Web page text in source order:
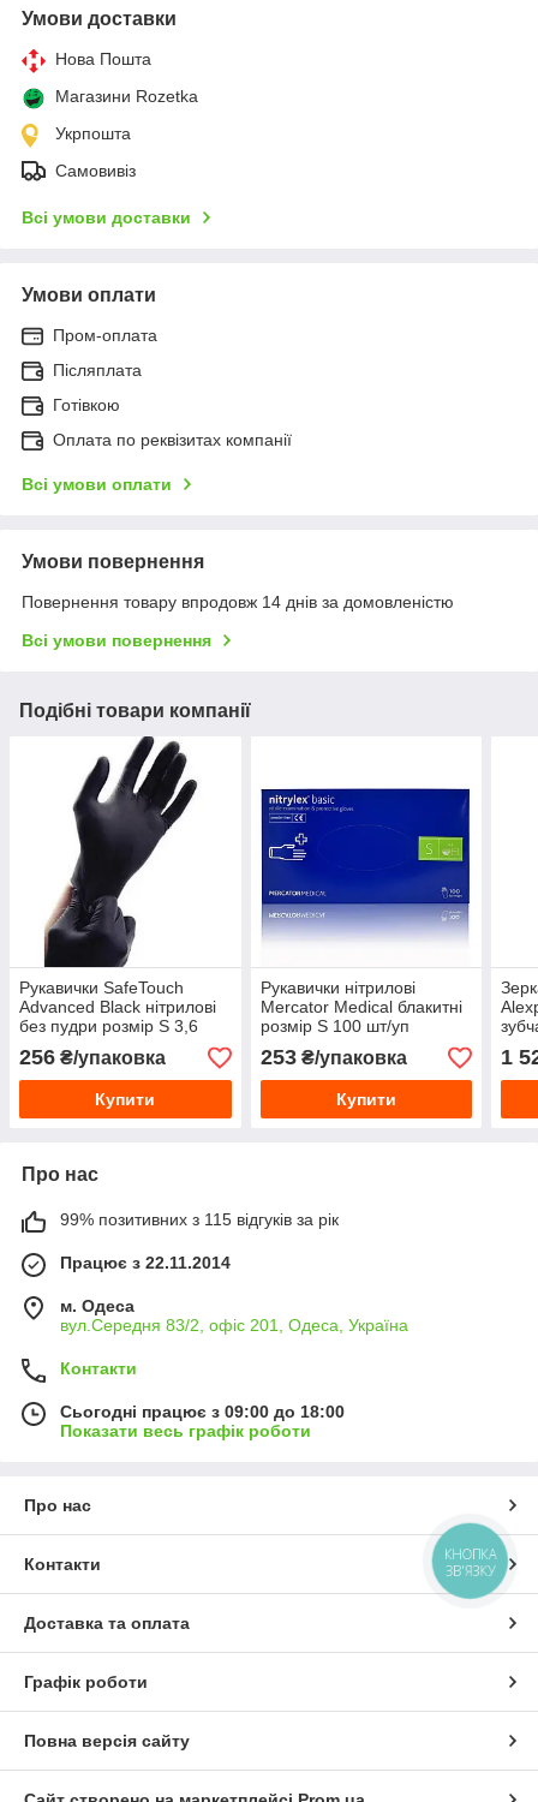
Умови доставки
Нова Пошта
Магазини Rozetka
Укрпошта
Самовивіз
Всі умови доставки
Умови оплати
Пром-оплата
Післяплата
Готівкою
Оплата по реквізитах компанії
Всі умови оплати
Умови повернення
Повернення товару впродовж 14 днів за домовленістю
Всі умови повернення
Подібні товари компанії
Рукавички SafeTouch
Advanced Black нітрилові
без пудри розмір S 3,6
г100 шт/уп
256 ₴/упаковка
Купити
Рукавички нітрилові
Mercator Medical блакитні
розмір S 100 шт/уп
253₴/упаковка
Купити
1
Про нас
99% позитивних з 115 відгуків за рік
Працює з 22.11.2014
м. Одеса
вул.Середня 83/2, офіс 201, Одеса, Україна
Контакти
Сьогодні працює з 09:00 до 18:00
Показати весь графік роботи
Про нас
Контакти
Доставка та оплата
Графік роботи
Повна версія сайту
КНОПКА
ЗВ'ЯЗКУ